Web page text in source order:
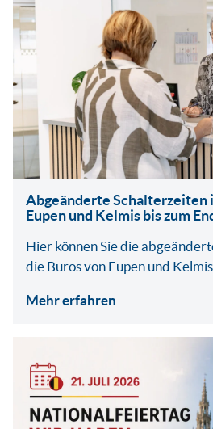
Abgeänderte Schalterzeiten
Eupen und Kelmis bis zum
Hier können Sie die
die Büros von Eupen und
Mehr erfahren